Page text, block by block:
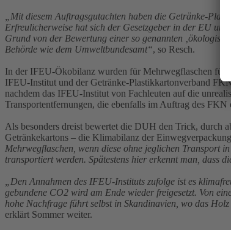
„Mit diesem Auftragsgutachten haben die Getränke-
Erfreulicherweise hat sich der Gesetzgeber in der EU
Grund von der Bewertung einer so genannten
Behörde wie dem Umweltbundesamt“, so Resch.
In der IFEU-Ökobilanz wurden für Mehrwegflaschen für
IFEU-Institut und der Getränke-Plastikkartonverband
nachdem das IFEU-Institut von Fachleuten auf die
Transportentfernungen, die ebenfalls im Auftrag des FKN
Als besonders dreist bewertet die DUH den Trick, durch
Getränkekartons – die Klimabilanz der
Mehrwegflaschen, wenn diese ohne jeglichen Transport
transportiert werden. Spätestens hier erkennt man, dass
„Den Annahmen des IFEU-Instituts zufolge ist es
gebundene CO2 wird am Ende wieder freigesetzt. Von
hohe Nachfrage führt selbst in Skandinavien, wo das
erklärt Sommer weiter.